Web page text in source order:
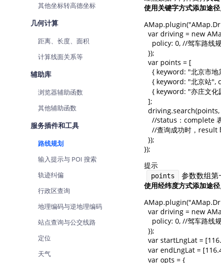
其他坐标转高德坐标
几何计算
距离、长度、面积
计算线面关系等
辅助库
浏览器辅助函数
其他辅助函数
服务插件和工具
路线规划
输入提示与 POI 搜索
轨迹纠偏
行政区查询
地理编码与逆地理编码
站点查询与公交线路
定位
天气
使用关键字方式添加途
var driving = new
policy: 0, //驾车路
  });
  var points = [
{ keyword: "北京市地
{ keyword: "北京站
{ keyword: "亦庄文化
  ];
driving.search(points,
//status：complete
//查询成功时，
  });
});
提示
points 参数数组
使用经纬度方式添加途
var driving = new
policy: 0, //驾车路
  });
var startLngLat =
var endLngLat =
  var opts = {